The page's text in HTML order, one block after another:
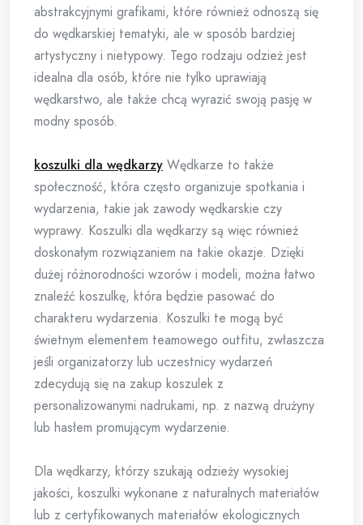
abstrakcyjnymi grafikami, które również odnoszą się
do wędkarskiej tematyki, ale w sposób bardziej
artystyczny i nietypowy. Tego rodzaju odzież jest
idealna dla osób, które nie tylko uprawiają
wędkarstwo, ale także chcą wyrazić swoją pasję w
modny sposób.
koszulki dla wędkarzy Wędkarze to także
społeczność, która często organizuje spotkania i
wydarzenia, takie jak zawody wędkarskie czy
wyprawy. Koszulki dla wędkarzy są więc również
doskonałym rozwiązaniem na takie okazje. Dzięki
dużej różnorodności wzorów i modeli, można łatwo
znaleźć koszulkę, która będzie pasować do
charakteru wydarzenia. Koszulki te mogą być
świetnym elementem teamowego outfitu, zwłaszcza
jeśli organizatorzy lub uczestnicy wydarzeń
zdecydują się na zakup koszulek z
personalizowanymi nadrukami, np. z nazwą drużyny
lub hasłem promującym wydarzenie.
Dla wędkarzy, którzy szukają odzieży wysokiej
jakości, koszulki wykonane z naturalnych materiałów
lub z certyfikowanych materiałów ekologicznych